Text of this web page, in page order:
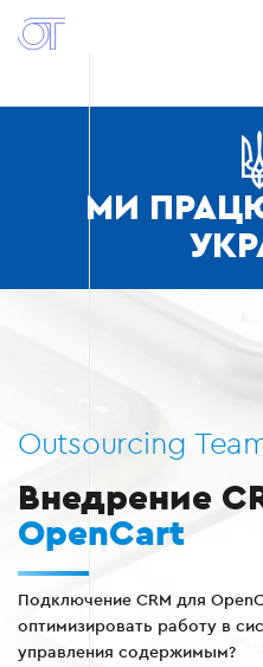
МИ
Outsourcing
Внедрение
OpenCart
Подключение CRM для
оптимизировать работу в
управления содержимым?